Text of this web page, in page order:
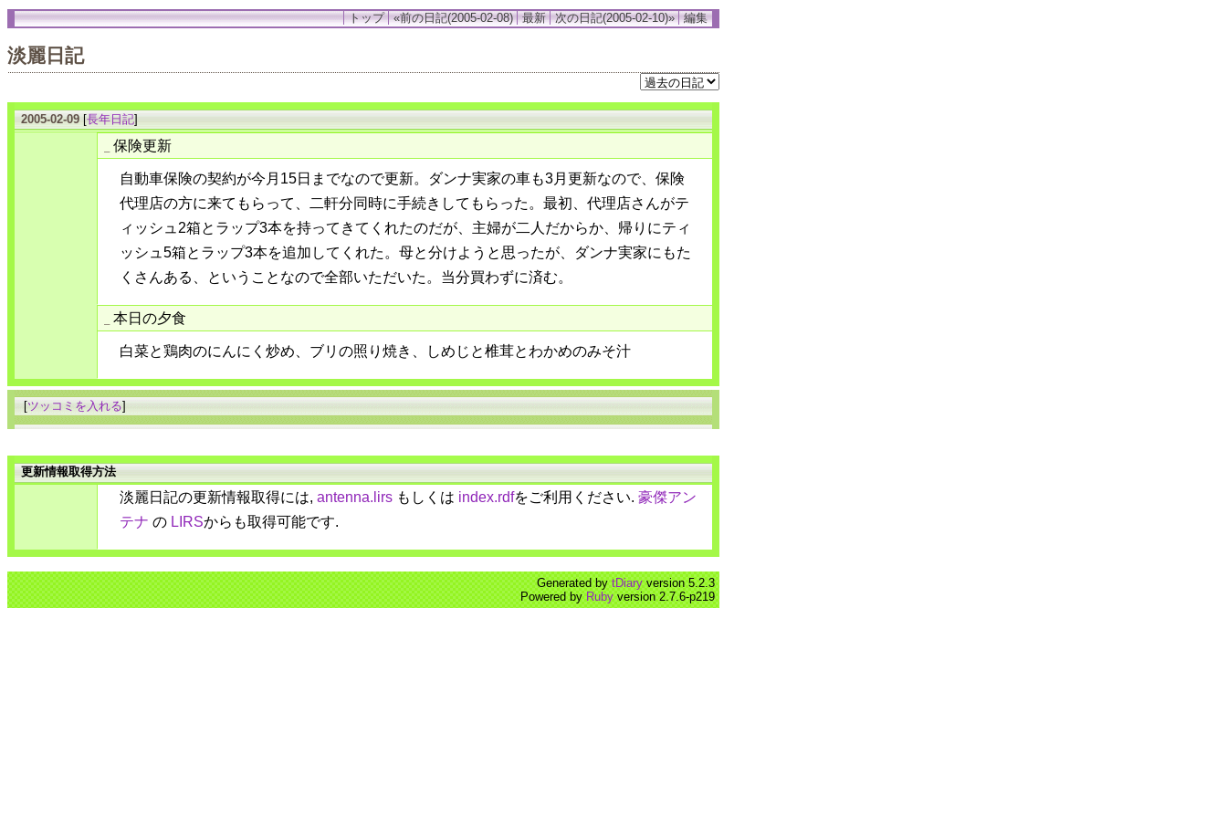
トップ «前の日記(2005-02-08) 最新 次の日記(2005-02-10)» 編集
淡麗日記
2005-02-09 [長年日記]
保険更新
自動車保険の契約が今月15日までなので更新。ダンナ実家の車も3月更新なので、保険
代理店の方に来てもらって、二軒分同時に手続きしてもらった。最初、代理店さんがテ
ィッシュ2箱とラップ3本を持ってきてくれたのだが、主婦が二人だからか、帰りにティ
ッシュ5箱とラップ3本を追加してくれた。母と分けようと思ったが、ダンナ実家にもた
くさんある、ということなので全部いただいた。当分買わずに済む。
本日の夕食
白菜と鶏肉のにんにく炒め、ブリの照り焼き、しめじと椎茸とわかめのみそ汁
[ツッコミを入れる]
更新情報取得方法
淡麗日記の更新情報取得には, antenna.lirs もしくは index.rdfをご利用ください. 豪傑アン
テナ の LIRSからも取得可能です.
Generated bytDiaryversion 5.2.3
Powered byRubyversion 2.7.6-p219